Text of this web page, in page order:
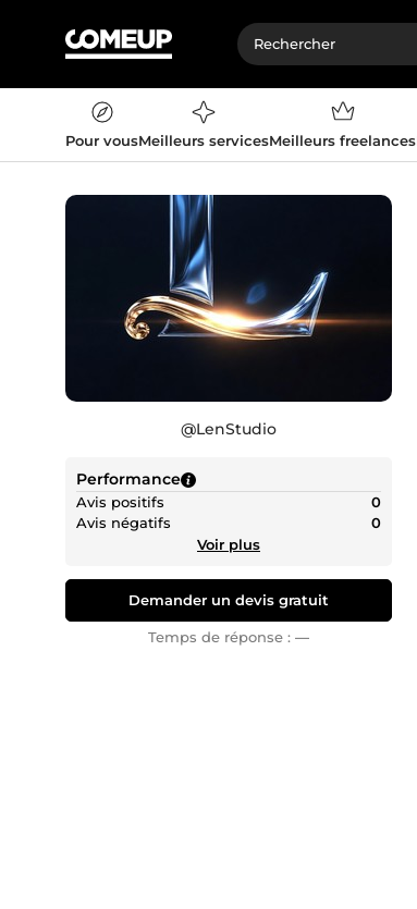
Pour vousMeilleurs servicesMeilleurs freelances
@LenStudio
Performance
Avis positifs
0
Avis négatifs
0
Voir plus
Demander un devis gratuit
Temps de réponse : —